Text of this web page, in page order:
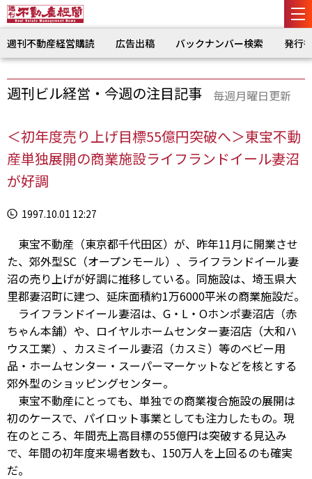
週刊不動産経営購読 広告出稿 バックナンバー検索 発行
週刊ビル経営・今週の注目記事 毎週月曜日更新
＜初年度売り上げ目標55億円突破へ＞東宝不動
産単独展開の商業施設ライフランドイール妻沼
が好調
1997.10.01 12:27
東宝不動産（東京都千代田区）が、昨年11月に開業させ
た、郊外型SC（オープンモール）、ライフランドイール妻
沼の売り上げが好調に推移している。同施設は、埼玉県大
里郡妻沼町に建つ、延床面積約1万6000平米の商業施設だ。
ライフランドイール妻沼は、G・L・Oホンポ妻沼店（赤
ちゃん本舗）や、ロイヤルホームセンター妻沼店（大和ハ
ウス工業）、カスミイール妻沼（カスミ）等のベビー用
品・ホームセンター・スーパーマーケットなどを核とする
郊外型のショッピングセンター。
東宝不動産にとっても、単独での商業複合施設の展開は
初のケースで、パイロット事業としても注力したもの。現
在のところ、年間売上高目標の55億円は突破する見込み
で、年間の初年度来場者数も、150万人を上回るのも確実
だ。